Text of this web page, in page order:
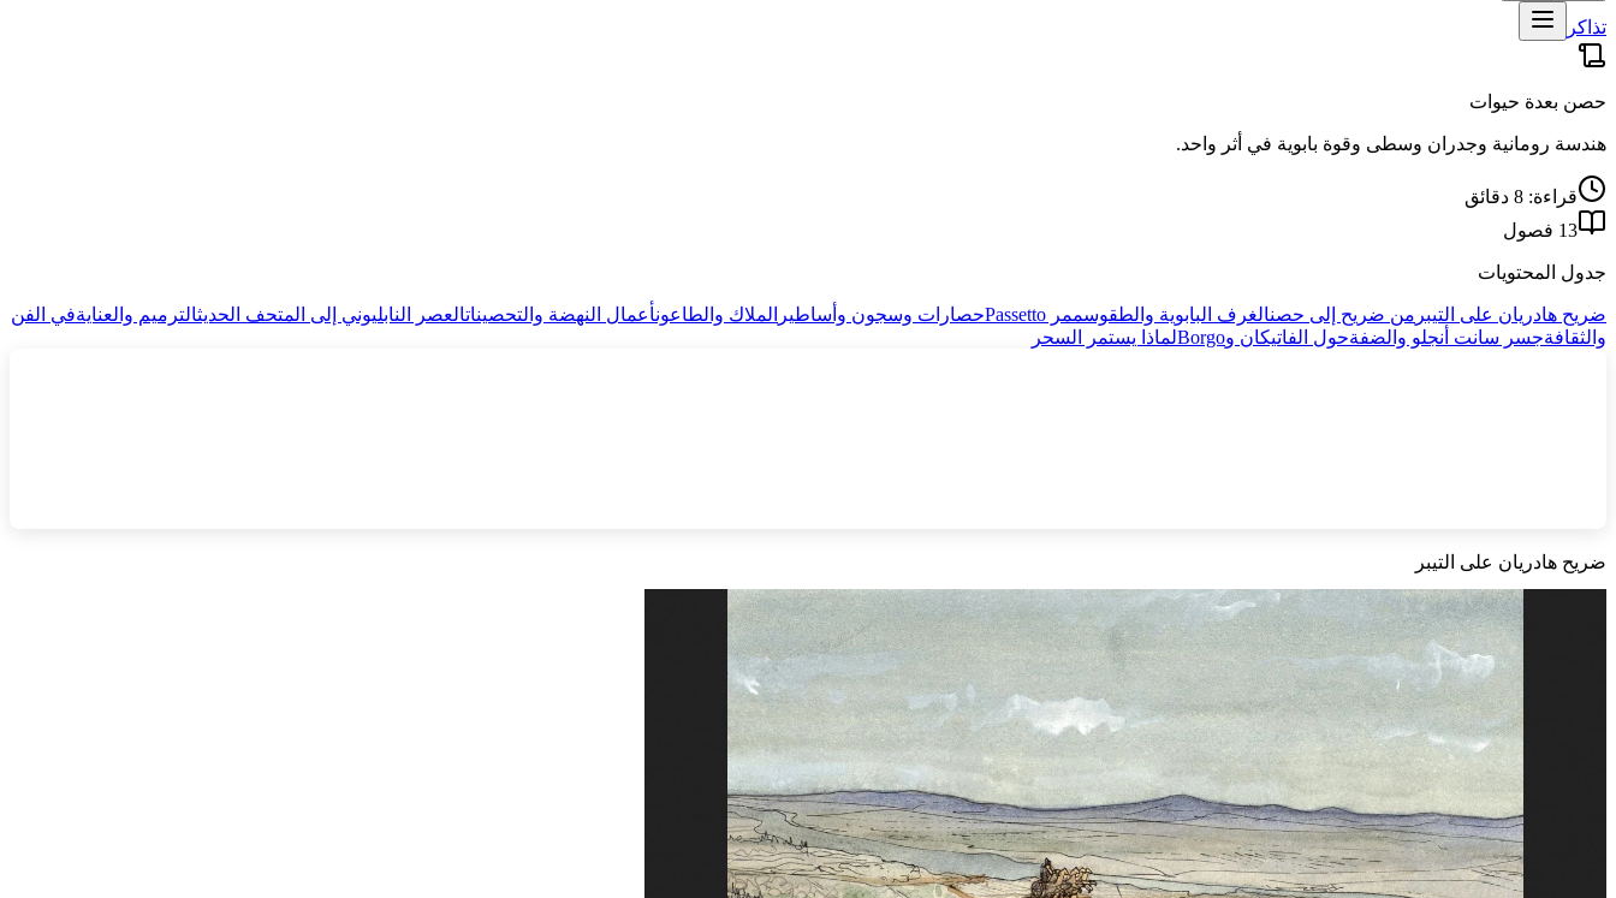
تذاكر
حصن بعدة حيوات
هندسة رومانية وجدران وسطى وقوة بابوية في أثر واحد.
قراءة: 8 دقائق
13 فصول
جدول المحتويات
ضريح هادريان على التيبر من ضريح إلى حصنالغرف البابوية والطقوسممر Passetto حصارات وسجون وأساطير الملاك والطاعونأعمال النهضة والتحصيناتالعصر النابليوني إلى المتحف الحديثالترميم والعنايةفي الفن
والثقافةجسر سانت أنجلو والضفةحول الفاتيكان وBorgo لماذا يستمر السحر
ضريح هادريان على التيبر